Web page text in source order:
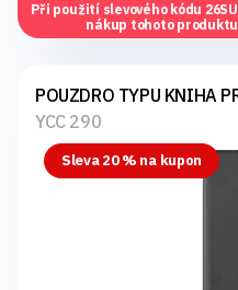
Při použití slevového kódu
nákup tohoto
POUZDRO TYPU KNIHA
YCC 290
Sleva 20 % na kupon